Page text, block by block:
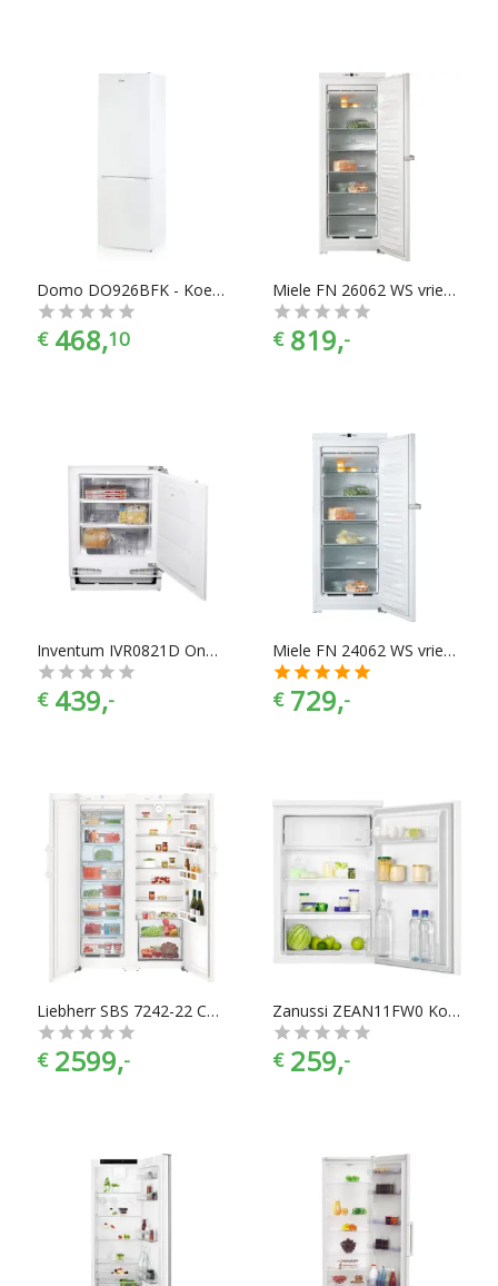
Domo DO926BFK - Koelkast en diepvries combinatie
€ 468,10
Miele FN 26062 WS vriezer
€ 819,-
Inventum IVR0821D Onderbouw Vriezer
€ 439,-
Miele FN 24062 WS vriezer
€ 729,-
Liebherr SBS 7242-22 Comfort Amerikaanse koelkast
€ 2599,-
Zanussi ZEAN11FW0 Koelkast
€ 259,-